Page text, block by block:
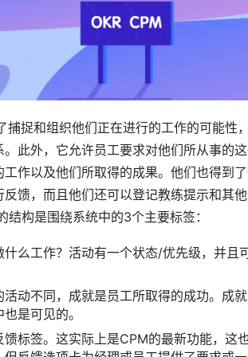
捉和组织他们正在进行的工作的可能性
此外，它允许员工要求对他们所从事的
作以及他们所取得的成果。他们也得到
馈，而且他们还可以登记教练提示和其
构是围绕系统中的3个主要标签：
么工作？活动有一个状态/优先级，并且
动不同，成就是员工所取得的成功。成
是可见的。
标签。这实际上是CPM的最新功能，这